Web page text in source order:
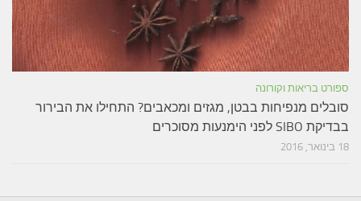
ספורט בריאות וקורונה
סובלים מנפיחות בבטן, מגזים ומכאבים? התחילו את הבירור
בבדיקת SIBO לפני הימנעות מסוכרים
18 בינואר, 2016